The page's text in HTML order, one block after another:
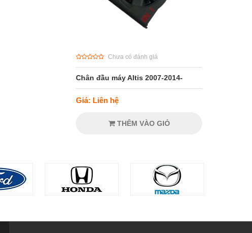
Chưa có đánh giá
Chân đầu máy Altis 2007-2014-
Giá: Liên hệ
THÊM VÀO GIỎ